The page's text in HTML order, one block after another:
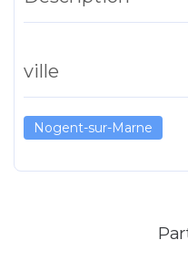
ville
Nogent-sur-Marne